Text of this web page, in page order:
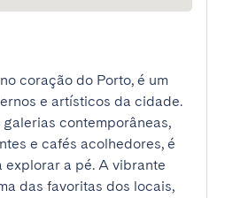
coração do Porto, é um
e artísticos da cidade.
contemporâneas,
e cafés acolhedores, é
explorar a pé. A vibrante
das favoritas dos locais,